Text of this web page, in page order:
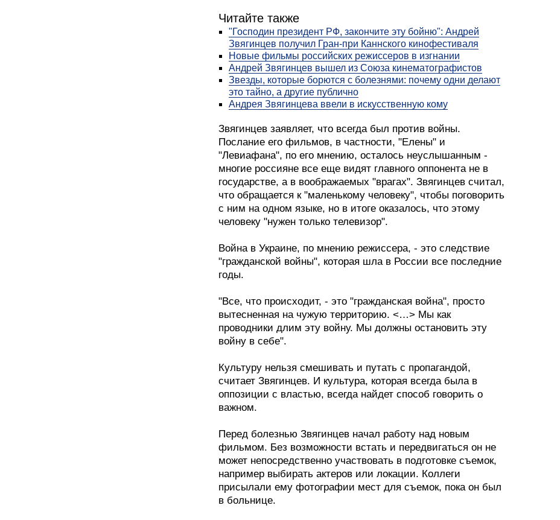
Читайте также
"Господин президент РФ, закончите эту бойню": Андрей
Звягинцев получил Гран-при Каннского кинофестиваля
Новые фильмы российских режиссеров в изгнании
Андрей Звягинцев вышел из Союза кинематографистов
Звезды, которые борются с болезнями: почему одни делают
это тайно, а другие публично
Андрея Звягинцева ввели в искусственную кому
Звягинцев заявляет, что всегда был против войны.
Послание его фильмов, в частности, "Елены" и
"Левиафана", по его мнению, осталось неуслышанным -
многие россияне все еще видят главного оппонента не в
государстве, а в воображаемых "врагах". Звягинцев считал,
что обращается к "маленькому человеку", чтобы поговорить
с ним на одном языке, но в итоге оказалось, что этому
человеку "нужен только телевизор".
Война в Украине, по мнению режиссера, - это следствие
"гражданской войны", которая шла в России все последние
годы.
"Все, что происходит, - это "гражданская война", просто
вытесненная на чужую территорию. <…> Мы как
проводники длим эту войну. Мы должны остановить эту
войну в себе".
Культуру нельзя смешивать и путать с пропагандой,
считает Звягинцев. И культура, которая всегда была в
оппозиции с властью, всегда найдет способ говорить о
важном.
Перед болезнью Звягинцев начал работу над новым
фильмом. Без возможности встать и передвигаться он не
может непосредственно участвовать в подготовке съемок,
например выбирать актеров или локации. Коллеги
присылали ему фотографии мест для съемок, пока он был
в больнице.